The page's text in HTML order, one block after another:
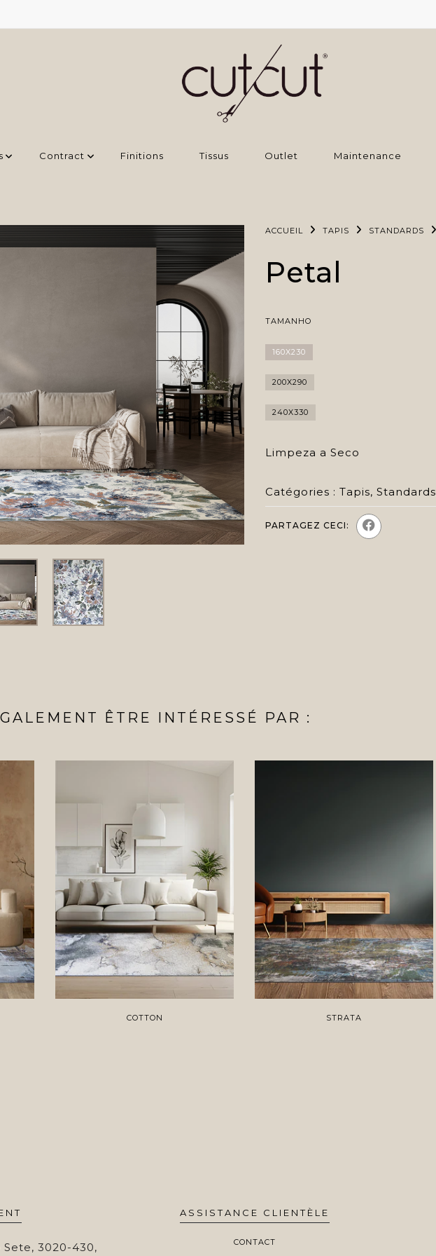
Contract Finitions Tissus Outlet Maintenance
ACCUEIL TAPIS STANDARDS
Petal
TAMANHO
160X230
200X290
240X330
Limpeza a Seco
Catégories : Tapis, Standards
PARTAGEZ CECI:
ÊTRE INTÉRESSÉ PAR :
COTTON STRATA
Sete, 3020-430,
ASSISTANCE CLIENTÈLE
CONTACT